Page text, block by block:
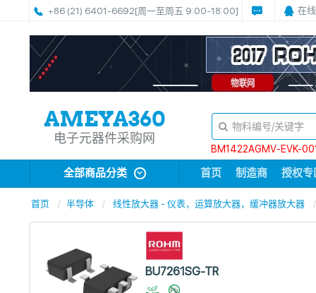
+86 (21) 6401-6692[周一至周五 9:00-18:00] 在
电子元器件采购网
BM1422AGMV-EVK-
全部商品分类 首页 制造商 授权专
首页 半导体 线性放大器 - 仪表，运算放大器，缓冲器放大器
BU7261SG-TR